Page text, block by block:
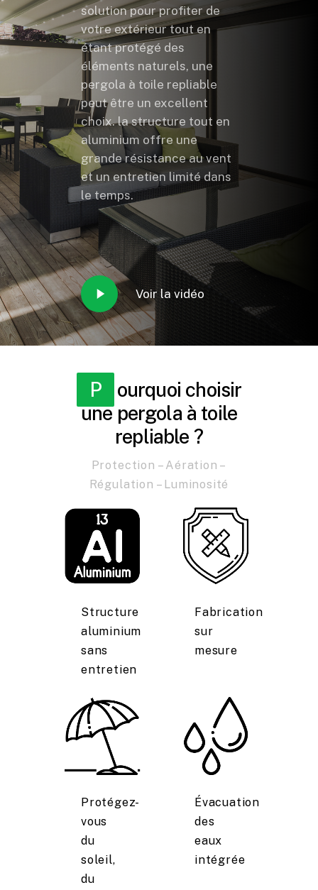
solution pour profiter de
votre extérieur tout en
étant protégé des
éléments naturels, une
pergola à toile repliable
peut être un excellent
choix. la structure tout en
aluminium offre une
grande résistance au vent
et un entretien limité dans
le temps.
Play
Video
Voir la vidéo
Pourquoi choisir
une pergola à toile
repliable ?
Protection – Aération –
Régulation – Luminosité
Structure
aluminium
sans
entretien
Fabrication
sur
mesure
Protégez-
vous
du
soleil,
du
Évacuation
des
eaux
intégrée